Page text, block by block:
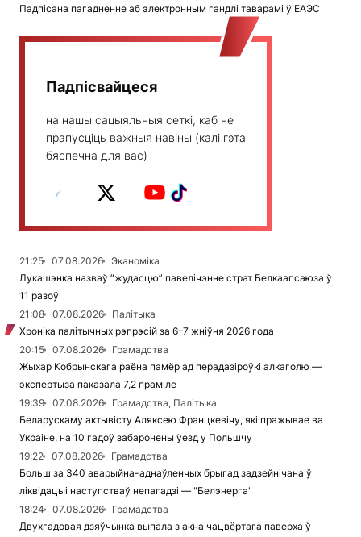
Падпісана пагадненне аб электронным гандлі таварамі ў ЕАЭС
Падпісвайцеся
на нашы сацыяльныя сеткі, каб не
прапусціць важныя навіны (калі гэта
бяспечна для вас)
21:25 07.08.2026
Эканоміка
Лукашэнка назваў “жудасцю” павелічэнне страт Белкаапсаюза ў
11 разоў
21:08
07.08.2026
Палітыка
Хроніка палітычных рэпрэсій за 6–7 жніўня 2026 года
20:15
07.08.2026
Грамадства
Жыхар Кобрынскага раёна памёр ад перадазіроўкі алкаголю —
экспертыза паказала 7,2 праміле
19:39
07.08.2026
Грамадства, Палітыка
Беларускаму актывісту Аляксею Францкевічу, які пражывае ва
Украіне, на 10 гадоў забаронены ўезд у Польшчу
19:22
07.08.2026
Грамадства
Больш за 340 аварыйна-аднаўленчых брыгад задзейнічана ў
ліквідацыі наступстваў непагадзі — "Белэнерга"
18:24
07.08.2026
Грамадства
Двухгадовая дзяўчынка выпала з акна чацвёртага паверха ў